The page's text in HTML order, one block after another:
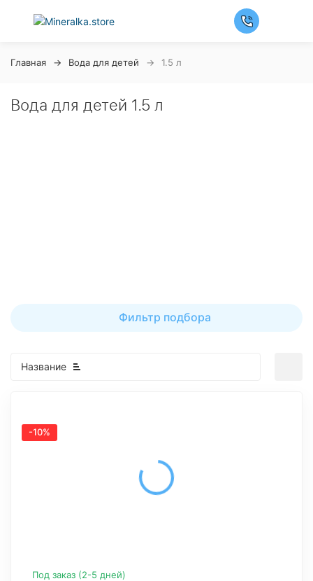
Главная Вода для детей 1.5 л
Вода для детей 1.5 л
Фильтр подбора
Название
-10%
Под заказ (2-5 дней)